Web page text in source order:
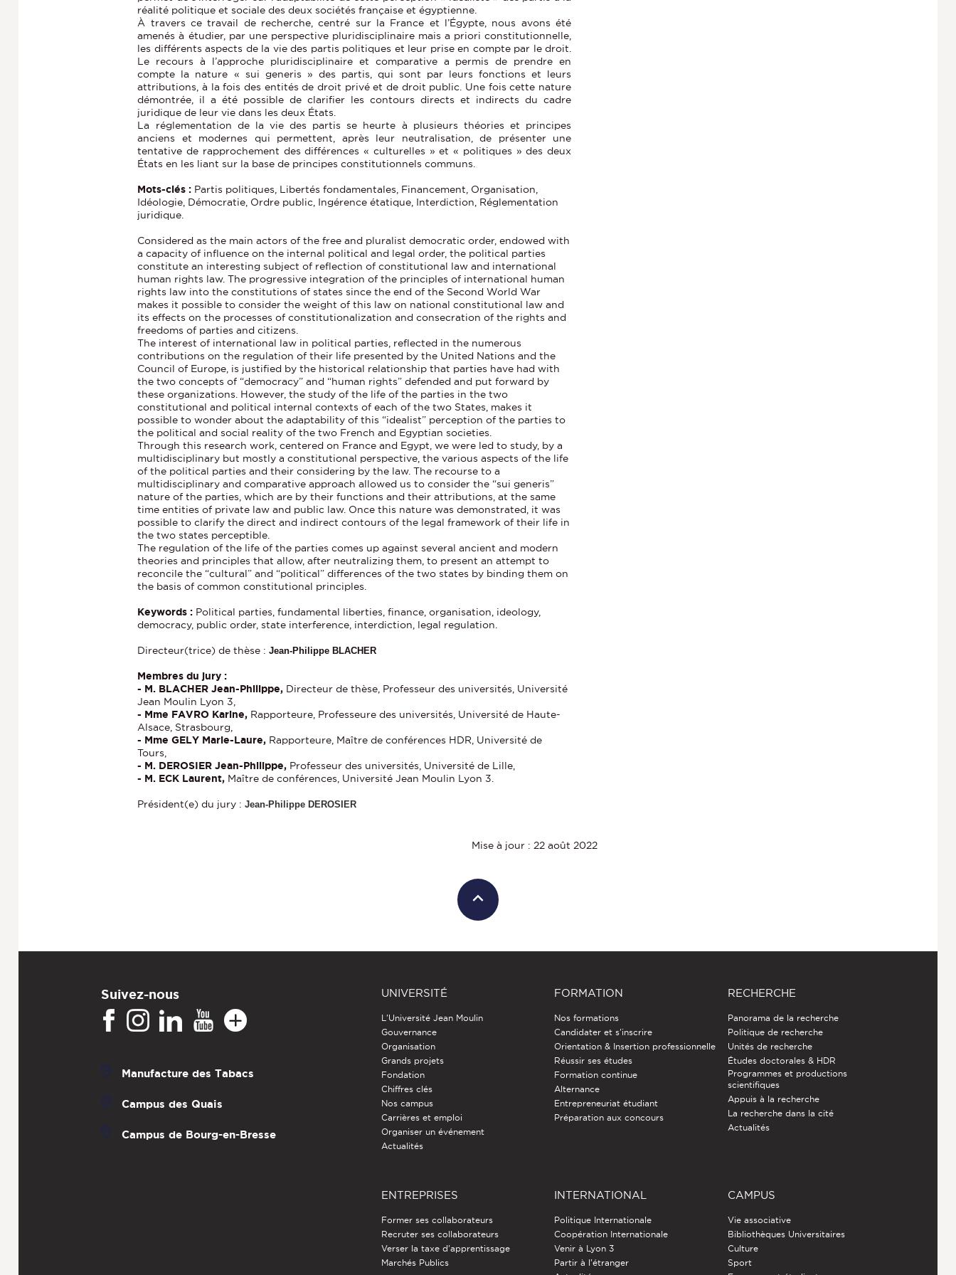
réalité politique et sociale des deux sociétés française et égyptienne.
À travers ce travail de recherche, centré sur la France et l’Égypte, nous avons été
amenés à étudier, par une perspective pluridisciplinaire mais a priori constitutionnelle,
les différents aspects de la vie des partis politiques et leur prise en compte par le droit.
Le recours à l’approche pluridisciplinaire et comparative a permis de prendre en
compte la nature « sui generis » des partis, qui sont par leurs fonctions et leurs
attributions, à la fois des entités de droit privé et de droit public. Une fois cette nature
démontrée, il a été possible de clarifier les contours directs et indirects du cadre
juridique de leur vie dans les deux États.
La réglementation de la vie des partis se heurte à plusieurs théories et principes
anciens et modernes qui permettent, après leur neutralisation, de présenter une
tentative de rapprochement des différences « culturelles » et « politiques » des deux
États en les liant sur la base de principes constitutionnels communs.
Mots-clés : Partis politiques, Libertés fondamentales, Financement, Organisation,
Idéologie, Démocratie, Ordre public, Ingérence étatique, Interdiction, Réglementation
juridique.
Considered as the main actors of the free and pluralist democratic order, endowed with
a capacity of influence on the internal political and legal order, the political parties
constitute an interesting subject of reflection of constitutional law and international
human rights law. The progressive integration of the principles of international human
rights law into the constitutions of states since the end of the Second World War
makes it possible to consider the weight of this law on national constitutional law and
its effects on the processes of constitutionalization and consecration of the rights and
freedoms of parties and citizens.
The interest of international law in political parties, reflected in the numerous
contributions on the regulation of their life presented by the United Nations and the
Council of Europe, is justified by the historical relationship that parties have had with
the two concepts of “democracy” and “human rights” defended and put forward by
these organizations. However, the study of the life of the parties in the two
constitutional and political internal contexts of each of the two States, makes it
possible to wonder about the adaptability of this “idealist” perception of the parties to
the political and social reality of the two French and Egyptian societies.
Through this research work, centered on France and Egypt, we were led to study, by a
multidisciplinary but mostly a constitutional perspective, the various aspects of the life
of the political parties and their considering by the law. The recourse to a
multidisciplinary and comparative approach allowed us to consider the “sui generis”
nature of the parties, which are by their functions and their attributions, at the same
time entities of private law and public law. Once this nature was demonstrated, it was
possible to clarify the direct and indirect contours of the legal framework of their life in
the two states perceptible.
The regulation of the life of the parties comes up against several ancient and modern
theories and principles that allow, after neutralizing them, to present an attempt to
reconcile the “cultural” and “political” differences of the two states by binding them on
the basis of common constitutional principles.
Keywords : Political parties, fundamental liberties, finance, organisation, ideology,
democracy, public order, state interference, interdiction, legal regulation.
Directeur(trice) de thèse : Jean-Philippe BLACHER
Membres du jury :
- M. BLACHER Jean-Philippe, Directeur de thèse, Professeur des universités, Université
Jean Moulin Lyon 3,
- Mme FAVRO Karine, Rapporteure, Professeure des universités, Université de Haute-
Alsace, Strasbourg,
- Mme GELY Marie-Laure, Rapporteure, Maître de conférences HDR, Université de
Tours,
- M. DEROSIER Jean-Philippe, Professeur des universités, Université de Lille,
- M. ECK Laurent, Maître de conférences, Université Jean Moulin Lyon 3.
Président(e) du jury :Jean-Philippe DEROSIER
Mise à jour : 22 août 2022
Suivez-nous
Manufacture des Tabacs
Campus des Quais
Campus de Bourg-en-Bresse
UNIVERSITÉ
L'Université Jean Moulin
Gouvernance
Organisation
Grands projets
Fondation
Chiffres clés
Nos campus
Carrières et emploi
Organiser un événement
Actualités
FORMATION
Nos formations
Candidater et s'inscrire
Orientation & Insertion professionnelle
Réussir ses études
Formation continue
Alternance
Entrepreneuriat étudiant
Préparation aux concours
RECHERCHE
Panorama de la recherche
Politique de recherche
Unités de recherche
Études doctorales & HDR
Programmes et productions
scientifiques
Appuis à la recherche
La recherche dans la cité
Actualités
ENTREPRISES
Former ses collaborateurs
Recruter ses collaborateurs
Verser la taxe d'apprentissage
Marchés Publics
INTERNATIONAL
Politique Internationale
Coopération Internationale
Venir à Lyon 3
Partir à l'étranger
CAMPUS
Vie associative
Bibliothèques Universitaires
Culture
Sport